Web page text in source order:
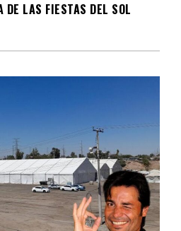
LAS FIESTAS DEL SOL